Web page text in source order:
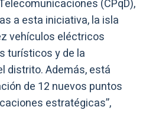
(CPqD),
a esta iniciativa, la isla
vehículos eléctricos
turísticos y de la
distrito. Además, está
de 12 nuevos puntos
estratégicas”,